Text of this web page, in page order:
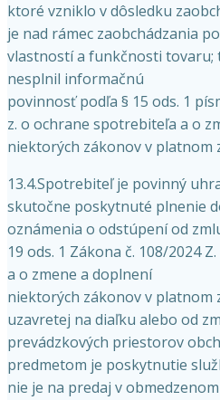
ktoré vzniklo v dôsledku
je nad rámec zaobchádzania
vlastností a funkčnosti tovaru;
nesplnil informačnú
povinnosť podľa § 15 ods. 1
z. o ochrane spotrebiteľa a o
niektorých zákonov v platnom
13.4.Spotrebiteľ je povinný
skutočne poskytnuté plnenie
oznámenia o odstúpení od
19 ods. 1 Zákona č. 108/2024
a o zmene a doplnení
niektorých zákonov v platnom
uzavretej na diaľku alebo od
prevádzkových priestorov
predmetom je poskytnutie
nie je na predaj v obmedzenom